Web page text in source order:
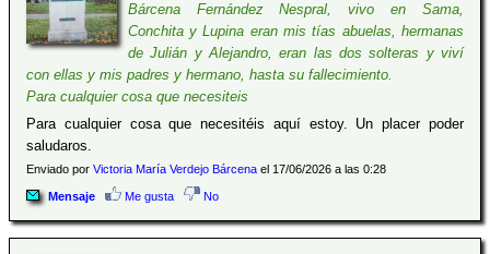
Bárcena Fernández Nespral, vivo en Sama,
Conchita y Lupina eran mis tías abuelas, hermanas
de Julián y Alejandro, eran las dos solteras y viví
con ellas y mis padres y hermano, hasta su fallecimiento.
Para cualquier cosa que necesiteis
Para cualquier cosa que necesitéis aquí estoy. Un placer poder
saludaros.
Enviado por Victoria María Verdejo Bárcena el 17/06/2026 a las 0:28
Mensaje Me gusta No